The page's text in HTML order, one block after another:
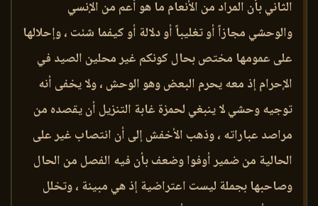
الثاني بأن المراد من الأنعام ما هو أعم من الإنسي
والوحشي مجازاً أو تغليباً أو دلالة أو كيفما شئت ، وإحلالها
على عمومها مختص بحال كونكم غير محلين الصيد في
الإحرام إذ معه يحرم البعض وهو الوحش ، ولا يخفى أنه
توجيه وحشي لا ينبغي لحمزة غابة التنزيل أن يقصده من
مراصد عباراته ، وذهب الأخفش إلى أن انتصاب غير على
الحالية من ضمير أوفوا وضعف بأن فيه الفصل من الحال
وصاحبها بجملة ليست اعتراضية إذ هي مبينة ، وتخلل